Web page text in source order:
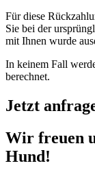
Für diese
Sie bei der
mit Ihnen wurde
In keinem Fall
berechnet.
Jetzt
Wir freuen
Hund!